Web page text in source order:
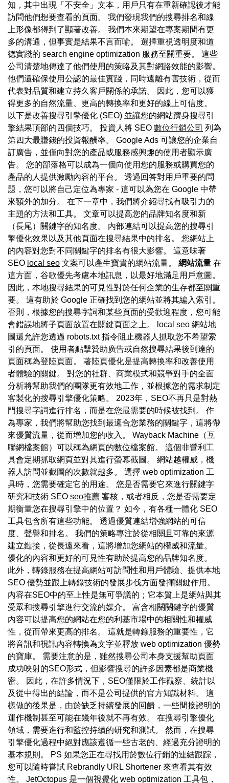
知，其中出現「不安全」文本，用戶只有在重新確認後才能
訪問他們想要查看的頁面。 我們發現我們的搜尋排名和線
上形像都得到了顯著改善。 我們本來期望在專案期間有更
多的溝通，但事實是結果不言而喻。 選擇重視透明度和道
德實踐的 search engine optimization 服務至關重要。 這些
公司清楚地傳達了他們使用的策略及其對網路效能的影響。
他們還確保使用公認的最佳實踐，同時遠離有害技術，從而
代表對品質和建立持久客戶關係的承諾。 因此，您可以獲
得更多的自然流量、更高的轉換率和更好的線上可信度。
以下是改善搜尋引擎優化 (SEO) 並讓您的網站躋身搜尋引
擎結果頂部的四個技巧。 投資人將 SEO 數位行銷公司 列為
第四大最賺錢的投資報酬率。 Google Ads 可讓您的企業自
訂廣告，並僅向對您的產品或服務感興趣的使用者顯示廣
告。 您的部落格可以成為一個向使用您的服務或購買您的
產品的人提供激勵內容的平台。 透過回答對用戶重要的問
題，您可以將自己定位為專家 - 這可以為您在 Google 中帶
來額外的加分。 在下一章中，我們將介紹尋找有吸引力的
主題的方法和工具。 文章可以提高您的品牌知名度和新
（長尾）關鍵字的知名度。 內部連結可以提高您的搜尋引
擎優化效果以及其他頁面在搜尋結果中的排名。 您網站上
的內容對您對不同關鍵字的排名有很大影響。 這意味著
SEO local seo 文案可以產生寶貴的網站流量。 網站流量 在
這方面，谷歌優先考慮本地訊息，以最好地滿足用戶意圖。
因此，本地搜尋結果的可見性對於任何企業的生存都至關重
要。 這有助於 Google 正確找到您的網站並將其編入索引。
否則，根據您的搜尋字詞和某些頁面的受歡迎程度，您可能
會錯誤地將子頁面放置在關鍵頁面之上。
local seo 網站地
圖還允許您透過 robots.txt 指令阻止機器人抓取您不希望索
引的頁面。 使用者點擊贊助廣告或自然搜尋結果後到達的
頁面稱為登陸頁面。 著陸頁優化是提高轉換率和改善使用
者體驗的關鍵。 對您的社群、商業模式和競爭對手的全面
分析將幫助我們的團隊更有效地工作，並根據您的需求制定
客製化的搜尋引擎優化策略。 2023年，SEO不再只是對熱
門搜尋字詞進行排名，而是在您最需要的時候被找到。 作
為專家，我們將幫助您找到最適合您業務的關鍵字，這將帶
來優質流量，從而增加您的收入。 Wayback Machine（互
聯網檔案館）可以稱為網頁的數位檔案館。 這個非營利工
具會定期抓取網頁並對其進行螢幕截圖。 網站越權威，機
器人訪問並截圖的次數就越多。 選擇 web optimization 工
具時，您需要確定它的用途。 您是否需要它來進行關鍵字
研究和技術 SEO seo推薦 審核，或者相反，您是否需要定
期衡量您在搜尋引擎中的位置？ 如今，有各種一體化 SEO
工具包含所有這些功能。 透過優質連結增強網站的可信
度、聲譽和排名。 我們的策略專注於從相關且可靠的來源
建立鏈接，從長遠來看，這將增加您網站的權威和流量。
優化的內容和更好的可見性有助於提高您的品牌知名度。
此外，轉錄服務在提高網站可訪問性和用戶體驗、提供本地
SEO 優勢並跟上轉錄技術的發展步伐方面發揮關鍵作用。
內容在SEO中的至上性是無可爭議的；它本質上是網站與其
受眾和搜尋引擎進行交流的媒介。 富含相關關鍵字的優質
內容可以提高您的網站在您的利基市場中的相關性和權威
性，從而帶來更高的排名。 這就是轉錄服務的重要性，它
將音訊和視訊內容轉換為文字並釋放 web optimization 優勢
的寶庫。 需要注意的是，雖然搜尋公司本身支援幫助頁面
成功映射的SEO形式，但影響搜尋的許多因素都是商業機
密。 因此，在許多情況下，SEO僅限於工作觀察、統計以
及從中得出的結論，而不是公司提供的官方知識材料。 這
樣做的後果是，由於缺乏持續發展的回饋，一些間接證明的
運作機制甚至可能在幾年後就不再有效。 在搜尋引擎優化
領域，需要進行和監控持續的研究和測試。 然而，在搜尋
引擎優化過程中絕對應該遵循一些古老的、經過充分證明的
基本規則。 PS 如果您正在尋找用於數位行銷的連結跟踪，
您可以隨時嘗試 Rebrandly URL Shortener 來查看其有效
性。 JetOctopus 是一個視覺化 web optimization 工具包，